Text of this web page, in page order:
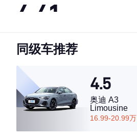
4.41
·外观表现一般，低于59%同级车
·空间表现一般，低于84%同级车
同级车推荐
4.5
奥迪 A3
Limousine
16.99-20.99万